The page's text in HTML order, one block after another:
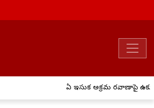
ఏపీ ఇసుక అక్రమ రవాణాపై